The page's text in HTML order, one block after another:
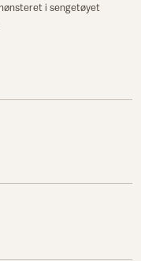
i sengetøyet